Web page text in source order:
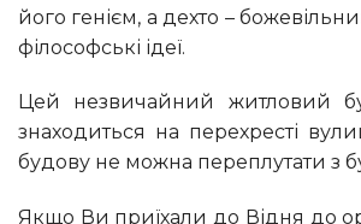
його генієм, а дехто –
філософські ідеї.
Цей незвичайний житловий будинок у Відні знаходиться в районі Ландстрабе. Будинок Хундертвассера
знаходиться на перехресті
будову не можна переплутати з
Якщо Ви приїхали до Відня до організованого екскурсійного туру, то Вам його покажуть обов’язково та привезуть